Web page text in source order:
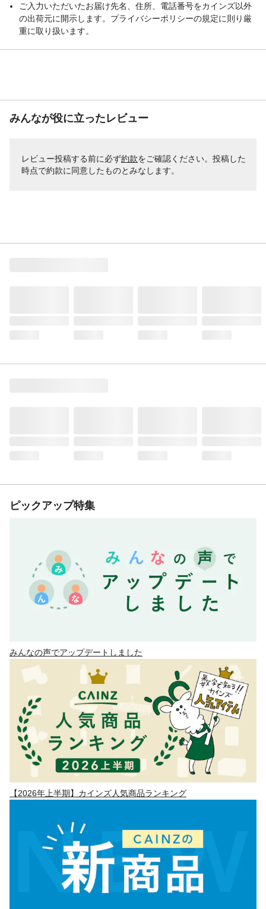
ご入力いただいたお届け先名、住所、電話番号をカインズ以外
の出荷元に開示します。プライバシーポリシーの規定に則り厳
重に取り扱います。
みんなが役に立ったレビュー
レビュー投稿する前に必ず約款をご確認ください。投稿した
時点で約款に同意したものとみなします。
ピックアップ特集
みんなの声でアップデートしました
【2026年上半期】カインズ人気商品ランキング